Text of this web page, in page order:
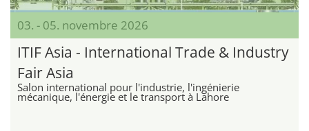
03. - 05. novembre 2026
ITIF Asia - International Trade & Industry
Fair Asia
Salon international pour l'industrie, l'ingénierie
mécanique, l'énergie et le transport à Lahore